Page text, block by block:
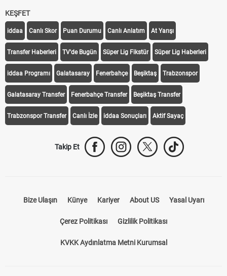
KEŞFET
iddaa Canlı Skor Puan Durumu Canlı Anlatım At Yarışı
Transfer Haberleri TV'de Bugün Süper Lig Fikstür Süper Lig Haberleri
iddaa Programı Galatasaray Fenerbahçe Beşiktaş Trabzonspor
Galatasaray Transfer Fenerbahçe Transfer Beşiktaş Transfer
Trabzonspor Transfer Canlı İzle iddaa Sonuçları Aktif Sayaç
Takip Et
Bize Ulaşın Künye Kariyer About US Yasal Uyarı
Çerez Politikası Gizlilik Politikası
KVKK Aydınlatma Metni Kurumsal